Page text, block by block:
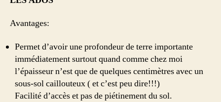
Avantages:
Permet d’avoir une profondeur de terre importante
immédiatement surtout quand comme chez moi
l’épaisseur n’est que de quelques centimètres avec un
sous-sol caillouteux ( et c’est peu dire!!!)
Facilité d’accès et pas de piétinement du sol.